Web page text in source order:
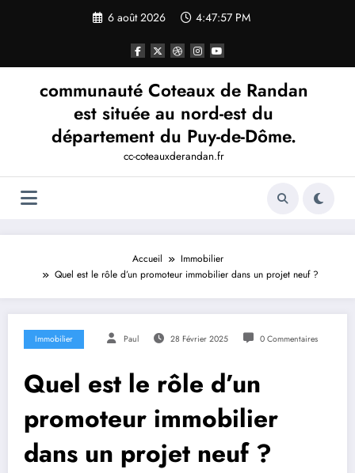
6 août 2026 4:47:57 PM
communauté Coteaux de Randan
est située au nord-est du
département du Puy-de-Dôme.
cc-coteauxderandan.fr
Accueil
Immobilier
Quel est le rôle d’un promoteur immobilier dans un projet neuf ?
Immobilier Paul 28 Février 2025 0 Commentaires
Quel est le rôle d’un
promoteur immobilier
dans un projet neuf ?